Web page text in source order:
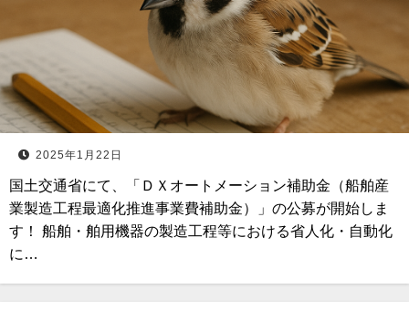
2025年1月22日
国土交通省にて、「ＤＸオートメーション補助金（船舶産
業製造工程最適化推進事業費補助金）」の公募が開始しま
す！ 船舶・舶用機器の製造工程等における省人化・自動化
に…